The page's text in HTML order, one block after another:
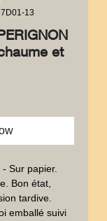
13
et
Sur papier.
Bon état,
tardive.
emballé suivi